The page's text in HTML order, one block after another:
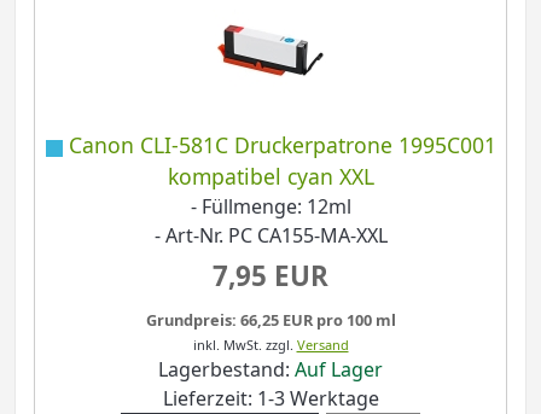
Canon CLI-581C Druckerpatrone 1995C001
kompatibel cyan XXL
- Füllmenge: 12ml
- Art-Nr. PC CA155-MA-XXL
7,95 EUR
Grundpreis: 66,25 EUR pro 100 ml
inkl. MwSt. zzgl. Versand
Lagerbestand: Auf Lager
Lieferzeit: 1-3 Werktage